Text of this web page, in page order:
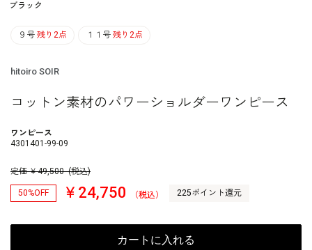
ブラック
９号 残り2点 １１号 残り2点
hitoiro SOIR
コットン素材のパワーショルダーワンピース
ワンピース
4301401-99-09
定価 ￥49,500 (税込)
50%OFF ￥24,750 （税込） 225ポイント還元
カートに入れる